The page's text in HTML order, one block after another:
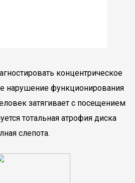
концентрическое
нарушение функционирования
затягивает с посещением
тотальная атрофия диска
слепота.